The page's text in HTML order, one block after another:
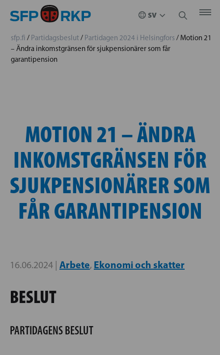
sfp.fi / Partidagsbeslut/ Partidagen 2024 i Helsingfors / Motion 21
– Ändra inkomstgränsen för sjukpensionärer som får
garantipension
MOTION 21 – ÄNDRA
INKOMSTGRÄNSEN FÖR
SJUKPENSIONÄRER SOM
FÅR GARANTIPENSION
16.06.2024 | Arbete, Ekonomi och skatter
BESLUT
PARTIDAGENS BESLUT